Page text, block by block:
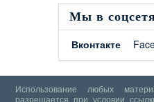
Мы в
Вконтакте
Использование любых
разрешается при условии